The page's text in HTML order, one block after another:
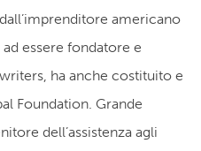
americano
essere fondatore e
ha anche costituito e
Foundation. Grande
dell’assistenza agli